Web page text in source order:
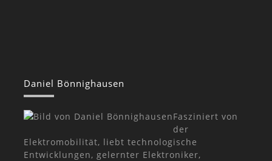
Daniel Bönnighausen
Fasziniert von
der
Elektromobilität, liebt technologische
Entwicklungen, gelernter Elektroniker,